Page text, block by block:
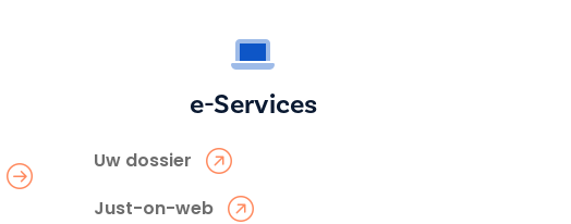
e-Services
Uw dossier
Just-on-web